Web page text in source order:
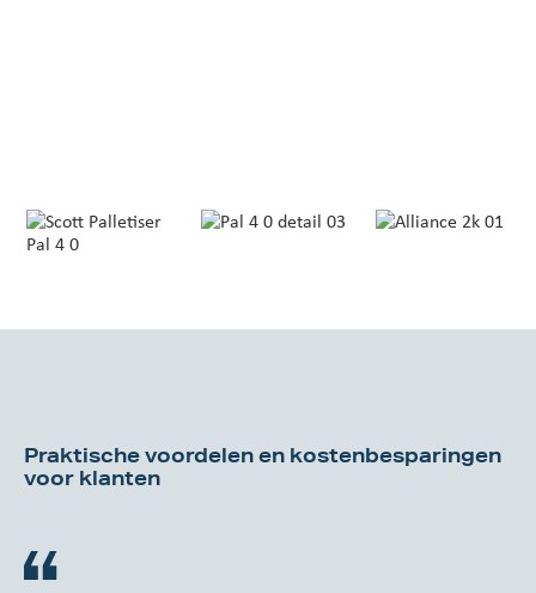
Praktische voordelen en kostenbesparingen
voor klanten